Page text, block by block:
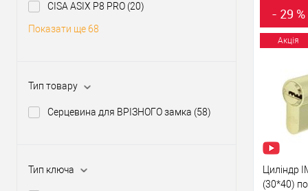
CISA ASIX P8 PRO (20)
Показати ще 68
Тип товару
Серцевина для ВРІЗНОГО замка (58)
Тип ключа
Тип ключа
У
Виробник
Рівень
Модель
- 29 %
Акція
Циліндр
(30*40)